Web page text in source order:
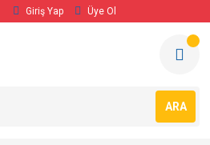
Giriş Yap Üye Ol
ARA